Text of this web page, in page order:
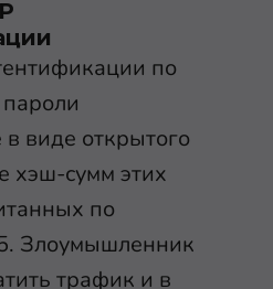
по
виде открытого
хэш-сумм этих
по
Злоумышленник
трафик и в